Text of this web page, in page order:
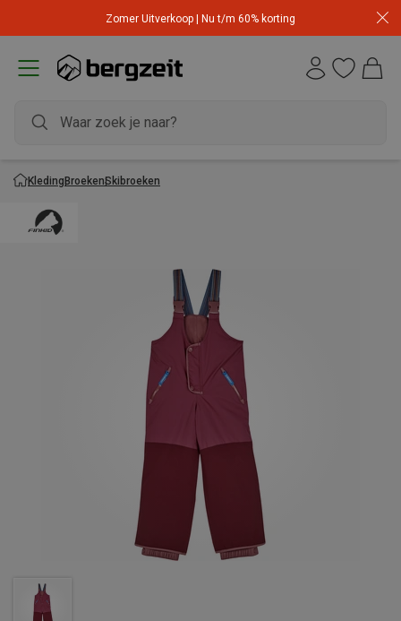
Zomer Uitverkoop | Nu t/m 60% korting
KledingBroekenSkibroeken